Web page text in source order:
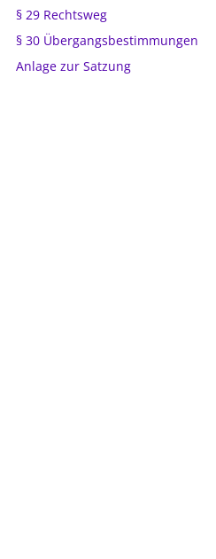
§ 29 Rechtsweg
§ 30 Übergangsbestimmungen
Anlage zur Satzung